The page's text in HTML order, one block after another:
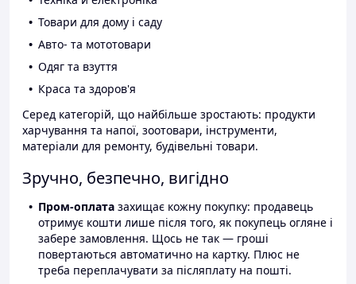
Товари для дому і саду
Авто- та мототовари
Одяг та взуття
Краса та здоров'я
Серед категорій, що найбільше зростають: продукти
харчування та напої, зоотовари, інструменти,
матеріали для ремонту, будівельні товари.
Зручно, безпечно, вигідно
Пром-оплата захищає кожну покупку: продавець
отримує кошти лише після того, як покупець огляне і
забере замовлення. Щось не так — гроші
повертаються автоматично на картку. Плюс не
треба переплачувати за післяплату на пошті.